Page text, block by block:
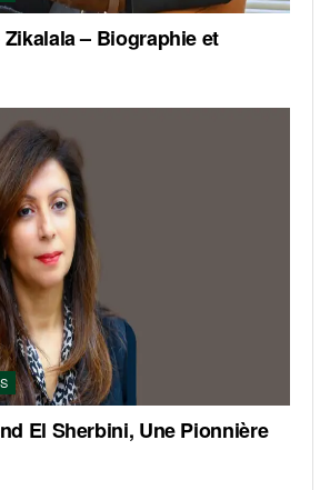
– Biographie et
El Sherbini, Une Pionnière